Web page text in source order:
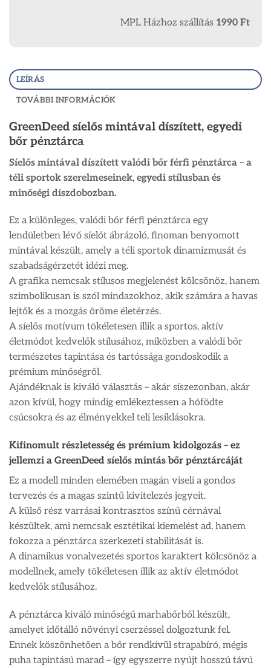
MPL Házhoz szállítás 1990 Ft
LEÍRÁS
TOVÁBBI INFORMÁCIÓK
GreenDeed síelős mintával díszített, egyedi
bőr pénztárca
Síelős mintával díszített valódi bőr férfi pénztárca – a
téli sportok szerelmeseinek, egyedi stílusban és
minőségi díszdobozban.
Ez a különleges, valódi bőr férfi pénztárca egy
lendületben lévő síelőt ábrázoló, finoman benyomott
mintával készült, amely a téli sportok dinamizmusát és
szabadságérzetét idézi meg.
A grafika nemcsak stílusos megjelenést kölcsönöz, hanem
szimbolikusan is szól mindazokhoz, akik számára a havas
lejtők és a mozgás öröme életérzés.
A síelős motívum tökéletesen illik a sportos, aktív
életmódot kedvelők stílusához, miközben a valódi bőr
természetes tapintása és tartóssága gondoskodik a
prémium minőségről.
Ajándéknak is kiváló választás – akár síszezonban, akár
azon kívül, hogy mindig emlékeztessen a hófödte
csúcsokra és az élményekkel teli lesiklásokra.
Kifinomult részletesség és prémium kidolgozás – ez
jellemzi a GreenDeed síelős mintás bőr pénztárcáját
Ez a modell minden elemében magán viseli a gondos
tervezés és a magas szintű kivitelezés jegyeit.
A külső rész varrásai kontrasztos színű cérnával
készültek, ami nemcsak esztétikai kiemelést ad, hanem
fokozza a pénztárca szerkezeti stabilitását is.
A dinamikus vonalvezetés sportos karaktert kölcsönöz a
modellnek, amely tökéletesen illik az aktív életmódot
kedvelők stílusához.
A pénztárca kiváló minőségű marhabőrből készült,
amelyet időtálló növényi cserzéssel dolgoztunk fel.
Ennek köszönhetően a bőr rendkívül strapabíró, mégis
puha tapintású marad – így egyszerre nyújt hosszú távú